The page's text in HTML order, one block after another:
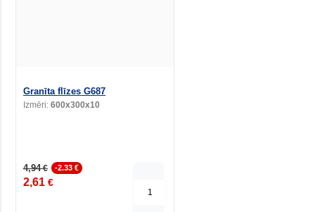
Granīta flīzes G687
Izmēri: 600x300x10
4,94€ -2.33 €
2,61 €